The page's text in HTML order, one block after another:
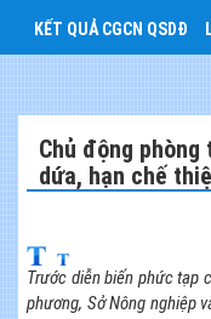
KẾT QUẢ CGCN QSDĐ
Chủ động
dứa, hạn chế
Trước diễn biến phức tạp
phương, Sở Nông nghiệp